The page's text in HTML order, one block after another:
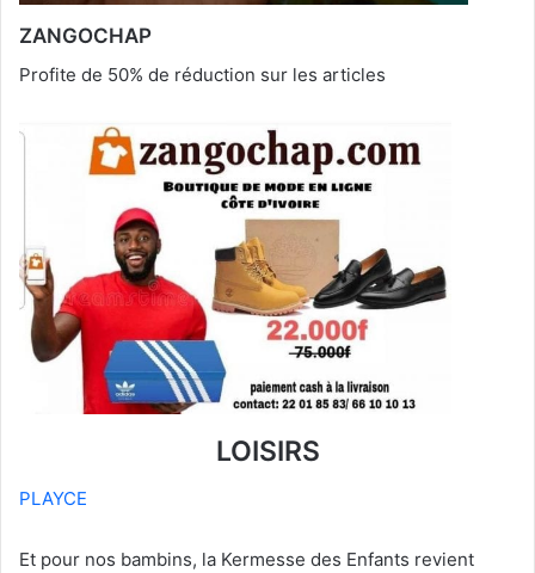
ZANGOCHAP
Profite de 50% de réduction sur les articles
LOISIRS
PLAYCE
Et pour nos bambins, la Kermesse des Enfants revient